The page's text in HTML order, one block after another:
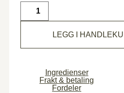
LEGG I
Ingredienser
Frakt & betaling
Fordeler